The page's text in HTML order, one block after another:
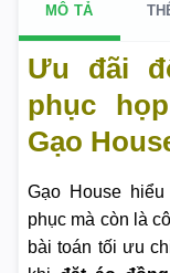
MÔ TẢ
Ưu đãi
phục
Gạo
Gạo House
phục mà còn là
bài toán tối ưu